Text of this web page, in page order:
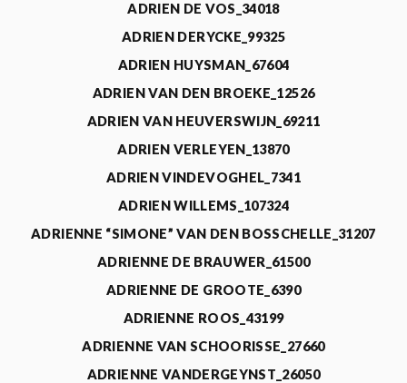
ADRIEN DE VOS_34018
ADRIEN DERYCKE_99325
ADRIEN HUYSMAN_67604
ADRIEN VAN DEN BROEKE_12526
ADRIEN VAN HEUVERSWIJN_69211
ADRIEN VERLEYEN_13870
ADRIEN VINDEVOGHEL_7341
ADRIEN WILLEMS_107324
ADRIENNE “SIMONE” VAN DEN BOSSCHELLE_31207
ADRIENNE DE BRAUWER_61500
ADRIENNE DE GROOTE_6390
ADRIENNE ROOS_43199
ADRIENNE VAN SCHOORISSE_27660
ADRIENNE VANDERGEYNST_26050